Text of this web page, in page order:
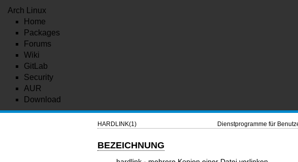
Arch Linux
Home
Packages
Forums
Wiki
GitLab
Security
AUR
Download
HARDLINK(1) Dienstprogramme für
BEZEICHNUNG